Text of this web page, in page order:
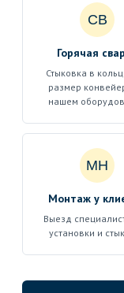
СВ
Горячая
Стыковка в
размер
нашем
МН
Монтаж у
Выезд
установки и